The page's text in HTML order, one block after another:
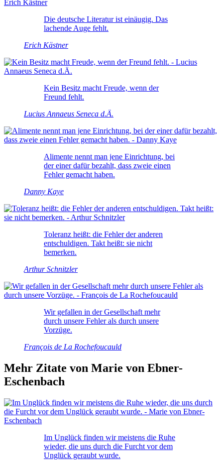
Die deutsche Literatur ist einäugig. Das
lachende Auge fehlt.
Erich Kästner
Kein Besitz macht Freude, wenn der
Freund fehlt.
Lucius Annaeus Seneca d.Ä.
Alimente nennt man jene Einrichtung, bei
der einer dafür bezahlt, dass zweie einen
Fehler gemacht haben.
Danny Kaye
Toleranz heißt: die Fehler der anderen
entschuldigen. Takt heißt: sie nicht
bemerken.
Arthur Schnitzler
Wir gefallen in der Gesellschaft mehr
durch unsere Fehler als durch unsere
Vorzüge.
François de La Rochefoucauld
Mehr Zitate von Marie von Ebner-
Eschenbach
Im Unglück finden wir meistens die Ruhe
wieder, die uns durch die Furcht vor dem
Unglück geraubt wurde.